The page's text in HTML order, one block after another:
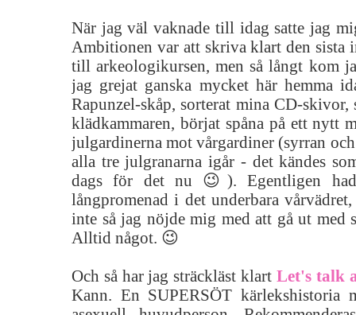
När jag väl vaknade till idag satte jag
Ambitionen var att skriva klart den sista
till arkeologikursen, men så långt kom
jag grejat ganska mycket här hemma
Rapunzel-skåp, sorterat mina CD-skivor,
klädkammaren, börjat spåna på ett nytt
julgardinerna mot vårgardiner (syrran
alla tre julgranarna igår - det kändes
dags för det nu 😉). Egentligen
långpromenad i det underbara
inte så jag nöjde mig med att gå ut med
Alltid något. 😉
Och så har jag sträckläst klart Let's talk
Kann. En SUPERSÖT kärlekshistoria